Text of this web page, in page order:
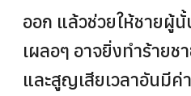
ออก แล้วช่วยให้ชายผู้
เผลอๆ อาจยิ่งทำร้าย
และสูญเสียเวลาอันมีค่